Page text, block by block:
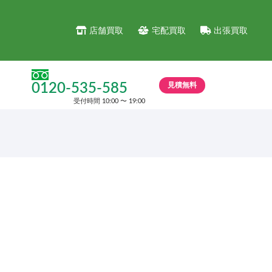
店舗買取 宅配買取 出張買取
0120-535-585
受付時間 10:00 〜 19:00
見積無料